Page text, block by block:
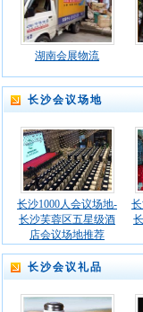
湖南会展物流
长沙会议场地
长沙1000人会议场地-
长沙芙蓉区五星级酒
店会议场地推荐
长沙会议礼品